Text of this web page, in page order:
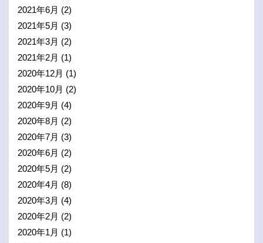
2021年6月 (2)
2021年5月 (3)
2021年3月 (2)
2021年2月 (1)
2020年12月 (1)
2020年10月 (2)
2020年9月 (4)
2020年8月 (2)
2020年7月 (3)
2020年6月 (2)
2020年5月 (2)
2020年4月 (8)
2020年3月 (4)
2020年2月 (2)
2020年1月 (1)